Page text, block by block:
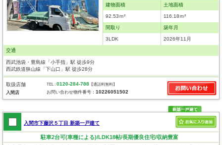
建物面積
92.53ｍ²
土地面積
116.18ｍ²
間取り
3LDK
築年月
2026年11月
交通
西武池袋・豊島線「小手指」駅 徒歩9分
西武鉄道狭山線「下山口」駅 徒歩28分
取扱店舗
入間店
TEL :0120-284-788 【通話料無料】
お問い合わせ物件番号：10226051502
入間市下藤沢５丁目 新築一戸建て
駐車2台可(車種による)/LDK18帖/長期優良住宅/収納豊富